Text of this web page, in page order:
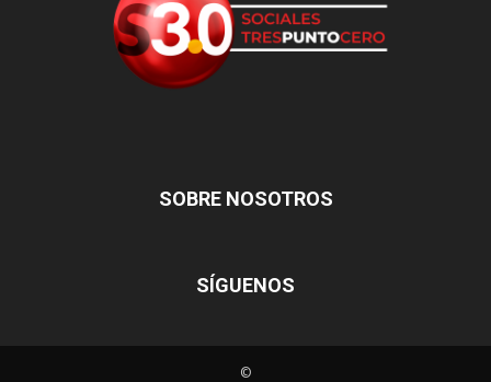
SOBRE NOSOTROS
SÍGUENOS
©